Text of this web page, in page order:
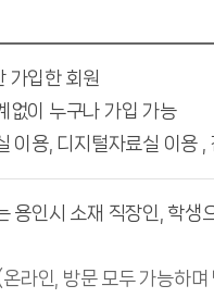
가입한 회원
없이 누구나 가입 가능
이용, 디지털자료실 이용
용인시 소재 직장인, 학생
라인, 방문 모두 가능하며